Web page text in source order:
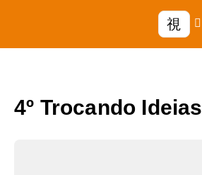
4º Trocando Ideias